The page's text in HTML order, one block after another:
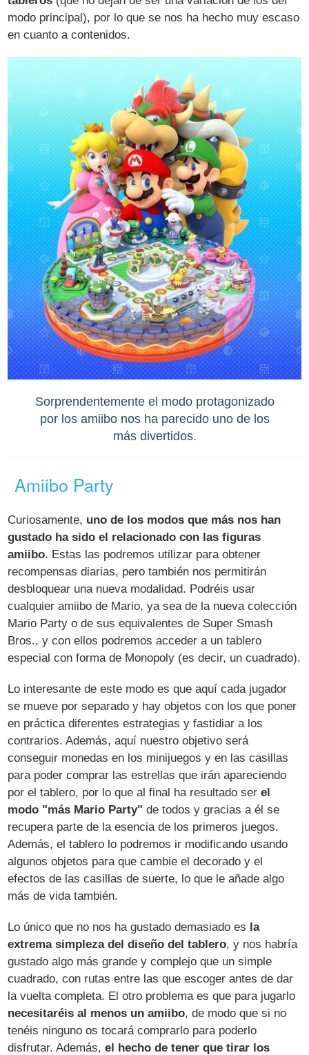
modo principal), por lo que se nos ha hecho muy escaso
en cuanto a contenidos.
Sorprendentemente el modo protagonizado
por los amiibo nos ha parecido uno de los
más divertidos.
Amiibo Party
Curiosamente, uno de los modos que más nos han
gustado ha sido el relacionado con las figuras
amiibo. Estas las podremos utilizar para obtener
recompensas diarias, pero también nos permitirán
desbloquear una nueva modalidad. Podréis usar
cualquier amiibo de Mario, ya sea de la nueva colección
Mario Party o de sus equivalentes de Super Smash
Bros., y con ellos podremos acceder a un tablero
especial con forma de Monopoly (es decir, un cuadrado).
Lo interesante de este modo es que aquí cada jugador
se mueve por separado y hay objetos con los que poner
en práctica diferentes estrategias y fastidiar a los
contrarios. Además, aquí nuestro objetivo será
conseguir monedas en los minijuegos y en las casillas
para poder comprar las estrellas que irán apareciendo
por el tablero, por lo que al final ha resultado serel
modo "más Mario Party" de todos y gracias a él se
recupera parte de la esencia de los primeros juegos.
Además, el tablero lo podremos ir modificando usando
algunos objetos para que cambie el decorado y el
efectos de las casillas de suerte, lo que le añade algo
más de vida también.
Lo único que no nos ha gustado demasiado es la
extrema simpleza del diseño del tablero, y nos habría
gustado algo más grande y complejo que un simple
cuadrado, con rutas entre las que escoger antes de dar
la vuelta completa. El otro problema es que para jugarlo
necesitaréis al menos un amiibo, de modo que si no
tenéis ninguno os tocará comprarlo para poderlo
disfrutar. Además,el hecho de tener que tirar los